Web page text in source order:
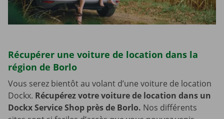
Récupérer une voiture de location dans la
région de Borlo
Vous serez bientôt au volant d’une voiture de location
Dockx. Récupérez votre voiture de location dans un
Dockx Service Shop près de Borlo. Nos différents